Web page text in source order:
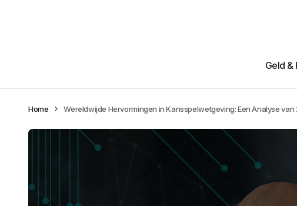
Geld &
Home Wereldwijde Hervormingen in Kansspelwetgeving: Een Analyse